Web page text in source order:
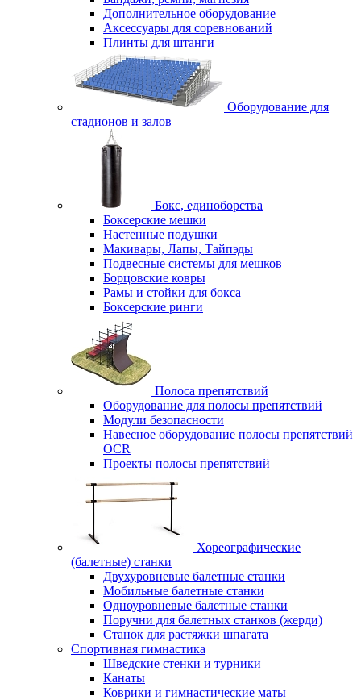
Дополнительное оборудование
Аксессуары для соревнований
Плинты для штанги
Оборудование для
стадионов и залов
Бокс, единоборства
Боксерские мешки
Настенные подушки
Макивары, Лапы, Тайпэды
Подвесные системы для мешков
Борцовские ковры
Рамы и стойки для бокса
Боксерские ринги
Полоса препятствий
Оборудование для полосы препятствий
Модули безопасности
Навесное оборудование полосы препятствий
OCR
Проекты полосы препятствий
Хореографические
(балетные) станки
Двухуровневые балетные станки
Мобильные балетные станки
Одноуровневые балетные станки
Поручни для балетных станков (жерди)
Станок для растяжки шпагата
Спортивная гимнастика
Шведские стенки и турники
Канаты
Коврики и гимнастические маты